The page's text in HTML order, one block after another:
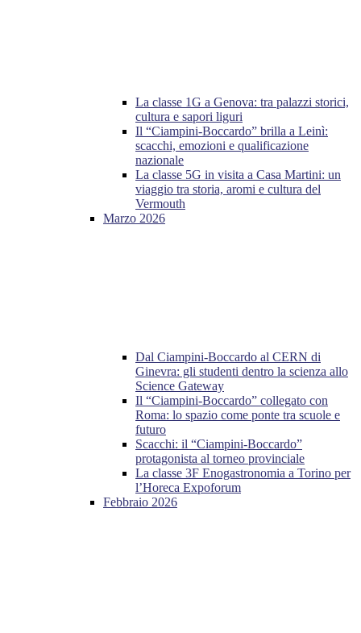
La classe 1G a Genova: tra palazzi storici,
cultura e sapori liguri
Il “Ciampini-Boccardo” brilla a Leinì:
scacchi, emozioni e qualificazione
nazionale
La classe 5G in visita a Casa Martini: un
viaggio tra storia, aromi e cultura del
Vermouth
Marzo 2026
Dal Ciampini-Boccardo al CERN di
Ginevra: gli studenti dentro la scienza allo
Science Gateway
Il “Ciampini-Boccardo” collegato con
Roma: lo spazio come ponte tra scuole e
futuro
Scacchi: il “Ciampini-Boccardo”
protagonista al torneo provinciale
La classe 3F Enogastronomia a Torino per
l’Horeca Expoforum
Febbraio 2026